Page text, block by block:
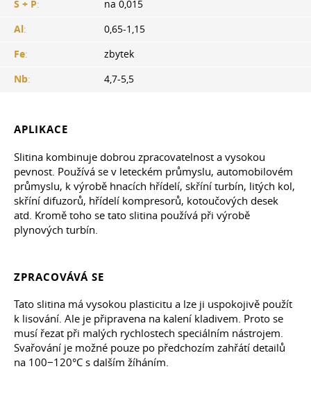
S + P:
na 0,015
Al:
0,65-1,15
Fe:
zbytek
Nb: 4,7-5,5
APLIKACE
Slitina kombinuje dobrou zpracovatelnost a vysokou
pevnost. Používá se v leteckém průmyslu, automobilovém
průmyslu, k výrobě hnacích hřídelí, skříní turbín, litých kol,
skříní difuzorů, hřídelí kompresorů, kotoučových desek
atd. Kromě toho se tato slitina používá při výrobě
plynových turbín.
ZPRACOVÁVÁ SE
Tato slitina má vysokou plasticitu a lze ji uspokojivě použít
k lisování. Ale je připravena na kalení kladivem. Proto se
musí řezat při malých rychlostech speciálním nástrojem.
Svařování je možné pouze po předchozím zahřátí detailů
na 100−120°C s dalším žíháním.